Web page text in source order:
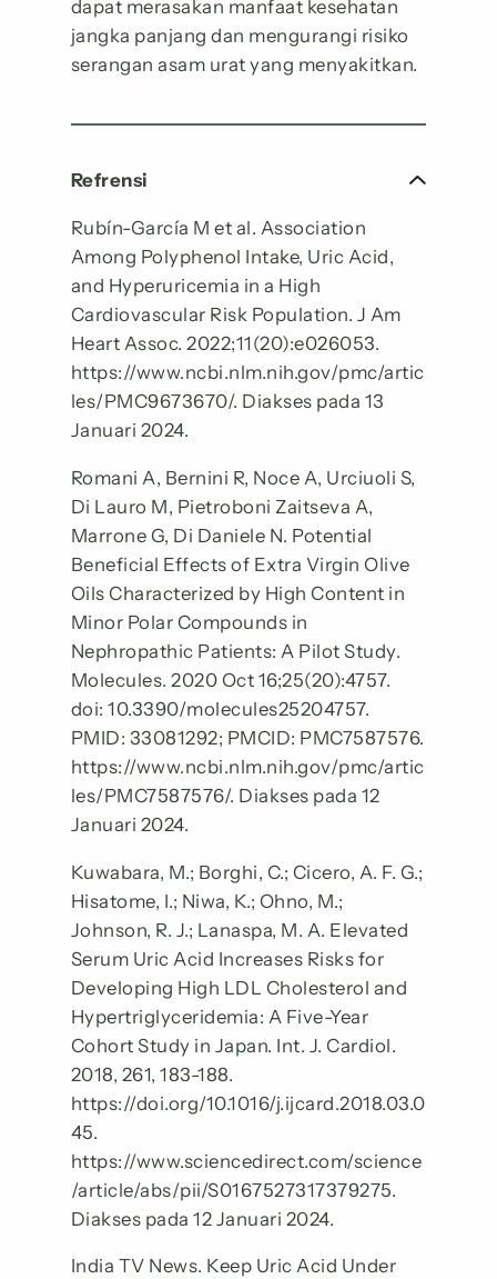
dapat merasakan manfaat kesehatan
jangka panjang dan mengurangi risiko
serangan asam urat yang menyakitkan.
Refrensi
Rubín-García M et al. Association
Among Polyphenol Intake, Uric Acid,
and Hyperuricemia in a High
Cardiovascular Risk Population. J Am
Heart Assoc. 2022;11(20):e026053.
https://www.ncbi.nlm.nih.gov/pmc/artic
les/PMC9673670/. Diakses pada 13
Januari 2024.
Romani A, Bernini R, Noce A, Urciuoli S,
Di Lauro M, Pietroboni Zaitseva A,
Marrone G, Di Daniele N. Potential
Beneficial Effects of Extra Virgin Olive
Oils Characterized by High Content in
Minor Polar Compounds in
Nephropathic Patients: A Pilot Study.
Molecules. 2020 Oct 16;25(20):4757.
doi: 10.3390/molecules25204757.
PMID: 33081292; PMCID: PMC7587576.
https://www.ncbi.nlm.nih.gov/pmc/artic
les/PMC7587576/. Diakses pada 12
Januari 2024.
Kuwabara, M.; Borghi, C.; Cicero, A. F. G.;
Hisatome, I.; Niwa, K.; Ohno, M.;
Johnson, R. J.; Lanaspa, M. A. Elevated
Serum Uric Acid Increases Risks for
Developing High LDL Cholesterol and
Hypertriglyceridemia: A Five-Year
Cohort Study in Japan. Int. J. Cardiol.
2018, 261, 183-188.
https://doi.org/10.1016/j.ijcard.2018.03.0
45.
https://www.sciencedirect.com/science
/article/abs/pii/S0167527317379275.
Diakses pada 12 Januari 2024.
India TV News. Keep Uric Acid Under